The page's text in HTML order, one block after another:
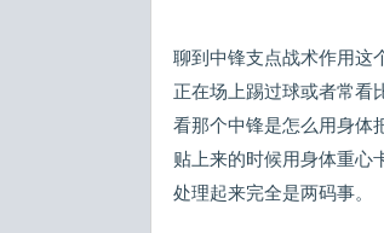
聊到中锋支点战术作用这
正在场上踢过球或者常看
看那个中锋是怎么用身体
贴上来的时候用身体重心
处理起来完全是两码事。